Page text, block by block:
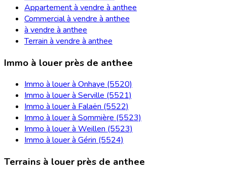
Appartement à vendre à anthee
Commercial à vendre à anthee
à vendre à anthee
Terrain à vendre à anthee
Immo à louer près de anthee
Immo à louer à Onhaye (5520)
Immo à louer à Serville (5521)
Immo à louer à Falaën (5522)
Immo à louer à Sommière (5523)
Immo à louer à Weillen (5523)
Immo à louer à Gérin (5524)
Terrains à louer près de anthee